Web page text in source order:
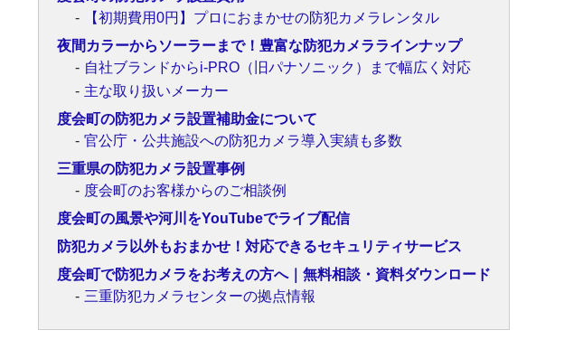
【初期費用0円】プロにおまかせの防犯カメラレンタル
夜間カラーからソーラーまで！豊富な防犯カメララインナップ
自社ブランドからi-PRO（旧パナソニック）まで幅広く対応
主な取り扱いメーカー
度会町の防犯カメラ設置補助金について
官公庁・公共施設への防犯カメラ導入実績も多数
三重県の防犯カメラ設置事例
度会町のお客様からのご相談例
度会町の風景や河川をYouTubeでライブ配信
防犯カメラ以外もおまかせ！対応できるセキュリティサービス
度会町で防犯カメラをお考えの方へ｜無料相談・資料ダウンロード
三重防犯カメラセンターの拠点情報